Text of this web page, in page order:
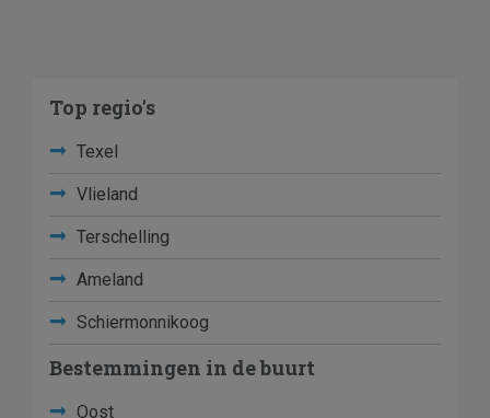
Top regio's
Texel
Vlieland
Terschelling
Ameland
Schiermonnikoog
Bestemmingen in de buurt
Oost